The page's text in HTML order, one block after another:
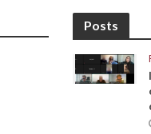
Posts